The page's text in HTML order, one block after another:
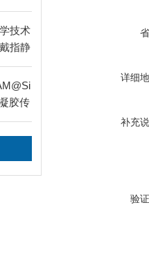
技术
指静
胶传
详细
补充
验